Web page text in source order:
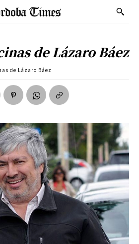
de Lázaro Báez
de Lázaro Báez